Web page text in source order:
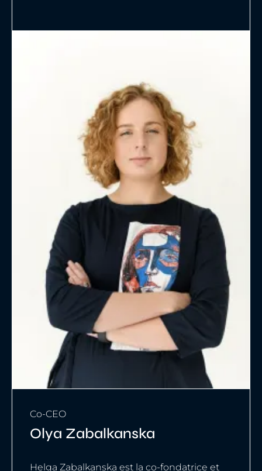
Co-CEO
Olya Zabalkanska
Helga Zabalkanska est la co-fondatrice et